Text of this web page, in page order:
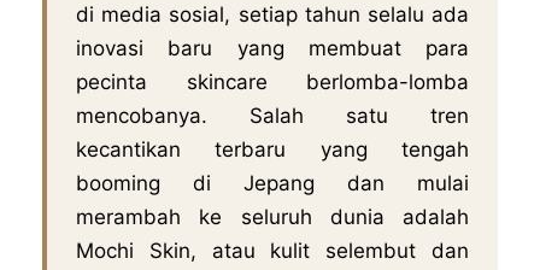
di media sosial, setiap tahun selalu ada
inovasi baru yang membuat para
pecinta skincare berlomba-lomba
mencobanya. Salah satu tren
kecantikan terbaru yang tengah
booming di Jepang dan mulai
merambah ke seluruh dunia adalah
Mochi Skin, atau kulit selembut dan